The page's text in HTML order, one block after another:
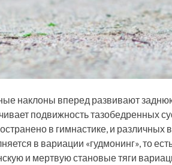
наклоны вперед развивают
подвижность тазобедренных
в гимнастике, и
в вариации «гудмонинг», то
и мертвую становые тяги